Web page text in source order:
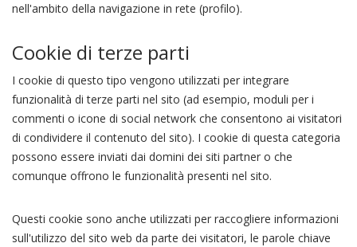
nell'ambito della navigazione in rete (profilo).
Cookie di terze parti
I cookie di questo tipo vengono utilizzati per integrare
funzionalità di terze parti nel sito (ad esempio, moduli per i
commenti o icone di social network che consentono ai visitatori
di condividere il contenuto del sito). I cookie di questa categoria
possono essere inviati dai domini dei siti partner o che
comunque offrono le funzionalità presenti nel sito.
Questi cookie sono anche utilizzati per raccogliere informazioni
sull'utilizzo del sito web da parte dei visitatori, le parole chiave